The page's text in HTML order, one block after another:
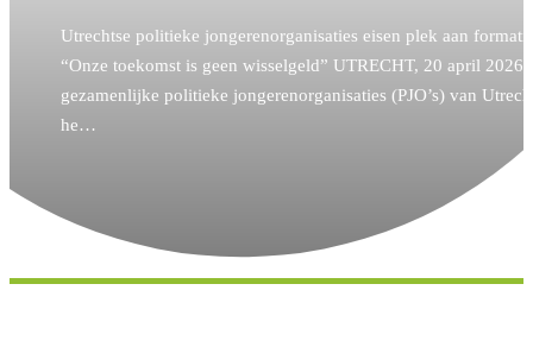
Utrechtse politieke jongerenorganisaties eisen plek aan
“Onze toekomst is geen wisselgeld” UTRECHT, 20 april 2026
gezamenlijke politieke jongerenorganisaties (PJO’s) van
he…